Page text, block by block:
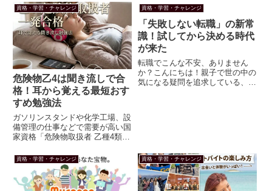
とのグループワークの苦労や授業
内容への物足りなさなどリアルな
本音を綴ります。
YouTubeで動画を楽しんだり、
Gmailで大切なメールを受け取っ
たり、生活が一気に便利になりま
す！「なんだか登録が難...
資格・学習・チャレンジ
危険物乙4は聞き流しで合
格！耳から覚える最短おす
すめ勉強法
ガソリンスタンドや化学工場、設
備管理の仕事などで需要が高い国
家資格「危険物取扱者 乙種4類
と思っても、専門用語が多くてテ
キストを開いた瞬間に眠くなって
しまうという方も多いのではない
でしょうか。年に何回かある乙
資格・学習・チャレンジ
「失敗しない転職」の新常
識！試してから決める時代
が来た
転職でこんな不安、ありません
か？こんにちは！親子で世の中の
気になる疑問を追求している、い
資格・学習・チャレンジ 資格・学習・チャレンジ